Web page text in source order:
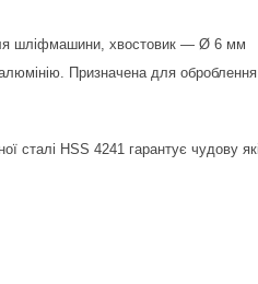
шліфмашини, хвостовик — Ø 6 мм
Призначена для
сталі HSS 4241 гарантує чудову